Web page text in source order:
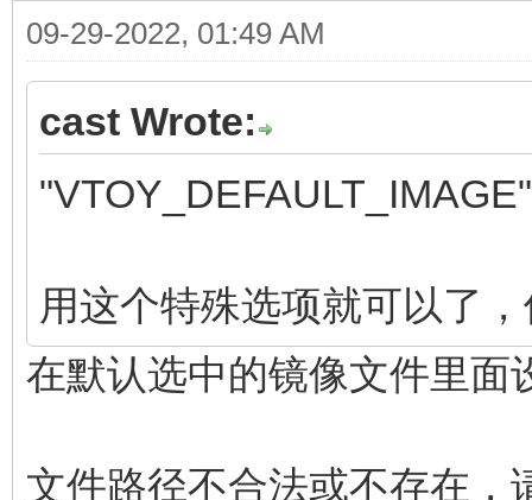
09-29-2022, 01:49 AM
cast Wrote:
用这个特殊选项就可以了
在默认选中的镜像文件里面
文件路径不合法或不存在，